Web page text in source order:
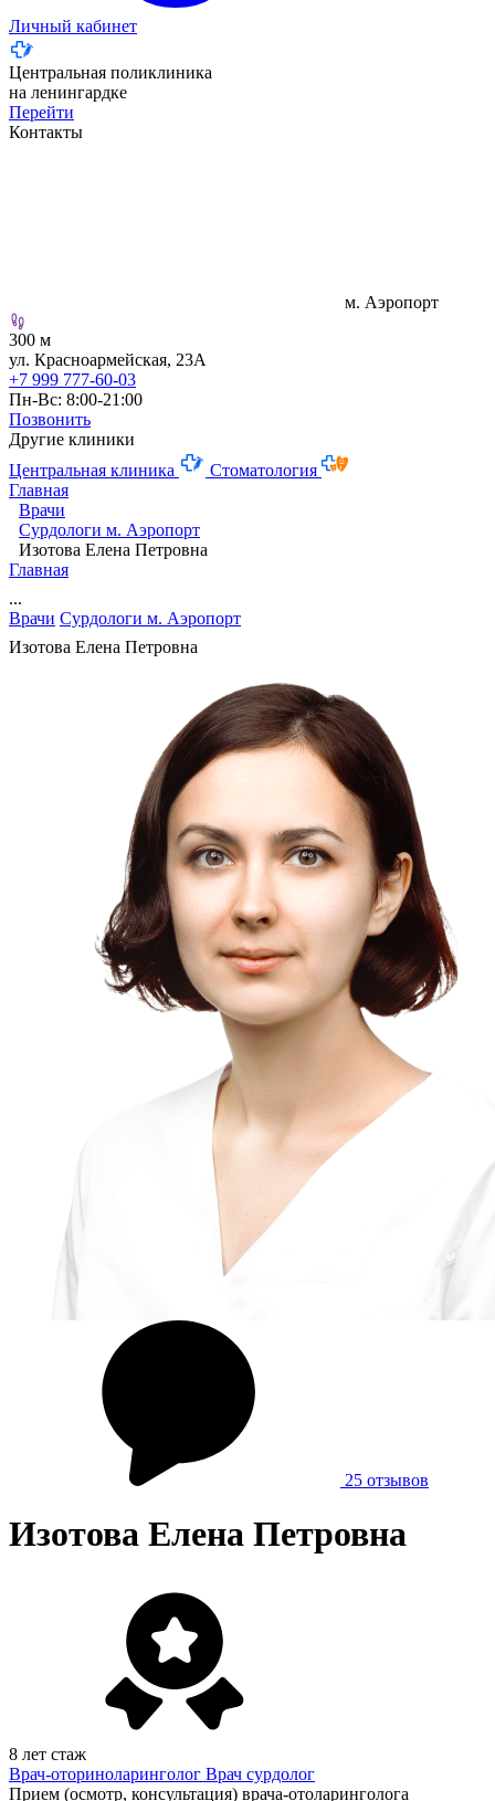
Личный кабинет
Центральная поликлиника
на ленингардке
Перейти
Контакты
м. Аэропорт
300 м
ул. Красноармейская, 23А
+7 999 777-60-03
Пн-Вс: 8:00-21:00
Позвонить
Другие клиники
Центральная клиника
Стоматология
Главная
Врачи
Сурдологи м. Аэропорт
Изотова Елена Петровна
Главная
...
Врачи Сурдологи м. Аэропорт
Изотова Елена Петровна
25 отзывов
Изотова Елена Петровна
8 лет стаж
Врач-оториноларинголог Врач сурдолог
Прием (осмотр, консультация) врача-отоларинголога